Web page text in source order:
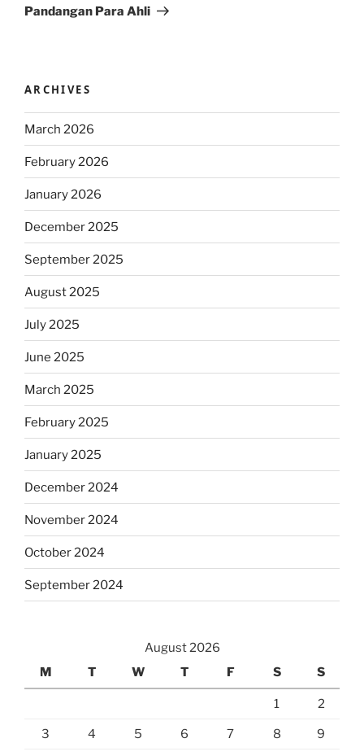
Pandangan Para Ahli
ARCHIVES
March 2026
February 2026
January 2026
December 2025
September 2025
August 2025
July 2025
June 2025
March 2025
February 2025
January 2025
December 2024
November 2024
October 2024
September 2024
August 2026
M
T W T F S S
1 2
3 4 5 6 7 8 9